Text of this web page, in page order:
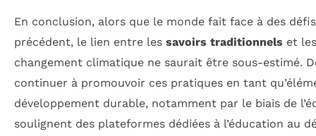
En conclusion, alors que le monde fait face à des
précédent, le lien entre les savoirs traditionnels et
changement climatique ne saurait être sous-estimé.
continuer à promouvoir ces pratiques en tant
développement durable, notamment par le biais de
soulignent des plateformes dédiées à l’éducation au